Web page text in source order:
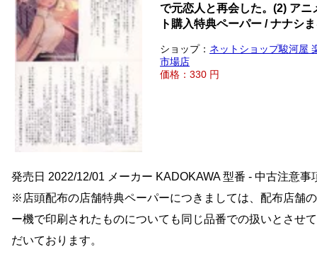
で元恋人と再会した。(2) アニ
ト購入特典ペーパー / ナナシ
ショップ： ネットショップ駿河屋
市場店
価格：330 円
発売日 2022/12/01 メーカー KADOKAWA 型番 - 中古注意事
※店頭配布の店舗特典ペーパーにつきましては、配布店舗
ー機で印刷されたものについても同じ品番での扱いとさせ
だいております。